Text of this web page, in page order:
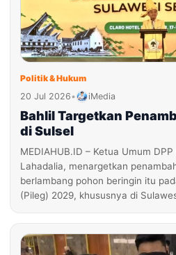
Politik & Hukum
20 Jul 2026• iMedia
Bahlil Targetkan
di Sulsel
MEDIAHUB.ID – Ketua Umum
Lahadalia, menargetkan
berlambang pohon beringin itu
(Pileg) 2029, khususnya di